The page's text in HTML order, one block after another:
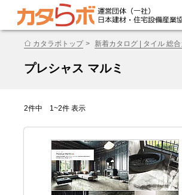
カタラボトップ 新着カタログ | タイル 総
プレシャス マルミ
2件中 1~2件 表示